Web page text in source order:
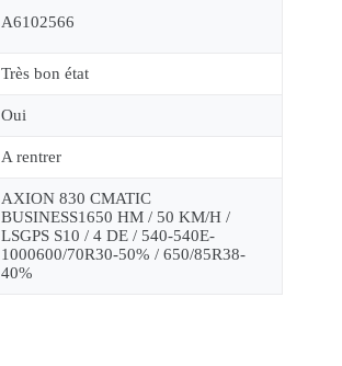
A6102566
Très bon état
Oui
A rentrer
AXION 830 CMATIC
BUSINESS1650 HM / 50 KM/H /
LSGPS S10 / 4 DE / 540-540E-
1000600/70R30-50% / 650/85R38-
40%